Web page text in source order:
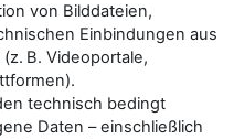
von Bilddateien,
Einbindungen aus
B. Videoportale,
technisch bedingt
Daten – einschließlich